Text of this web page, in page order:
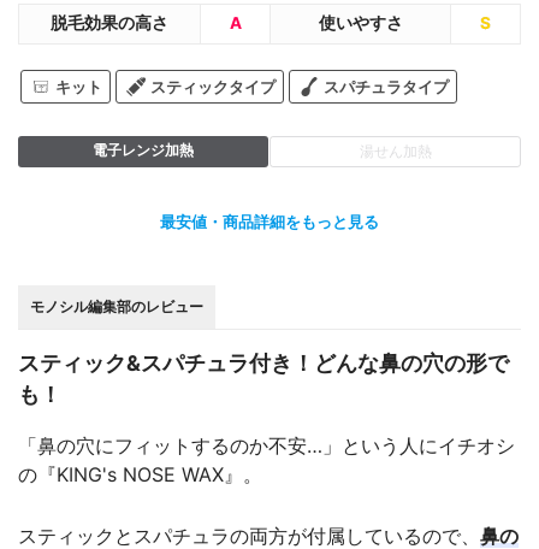
脱毛効果の高さ A 使いやすさ S
キット スティックタイプ スパチュラタイプ
電子レンジ加熱 湯せん加熱
最安値・商品詳細をもっと見る
モノシル編集部のレビュー
スティック&スパチュラ付き！どんな鼻の穴の形で
も！
「鼻の穴にフィットするのか不安…」という人にイチオシ
の『KING's NOSE WAX』。
スティックとスパチュラの両方が付属しているので、 鼻の